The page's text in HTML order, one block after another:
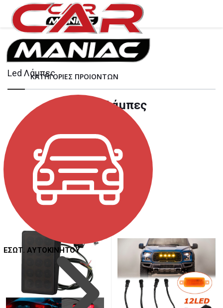
ΚΑΤΗΓΟΡΙΕΣ ΠΡΟΙΟΝΤΩΝ
ΕΣΩΤ. ΑΥΤΟΚΙΝΗΤΟΥ
Led Λάμπες
Led Λάμπες
Φίλτρα